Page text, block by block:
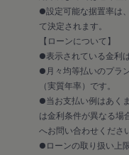
“Certified Pre-
延長保
9つの約束
スマート買取
キャンペーン
フォルクスワーゲ
企業情報
会社概要
会社概
採用情
正規デ
倫理・
●設定可能な据置率は
て決定されます。
【ローンについて】
●表示されている金利
●月々均等払いのプラ
（実質年率）です。
●当お支払い例はあく
は金利条件が異なる場
へお問い合わせくださ
●ローンの取り扱い上